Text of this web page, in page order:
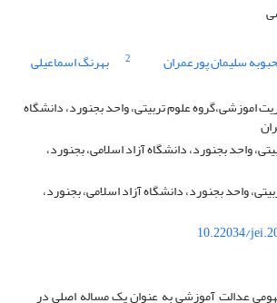
سلیمان پورعمران 2 بهرنگ اسماعیلی
اموزشی،گروه علوم تربیتی، واحد بجنورد، دانشگاه
واحد بجنورد، دانشگاه آزاد اسلامی، بجنورد،
واحد بجنورد، دانشگاه آزاد اسلامی، بجنورد،
10.22034/
عدالت آموزشی به عنوان یک مساله اصلی در